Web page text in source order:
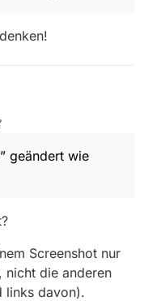
-->
wohl an meinem
nicht)
:light_bulb: Danke!
von MV mitgelieferten
fremden’ “externen”
klar ist dass ytdl nur
auf die Frage was
das mit MV
alles auch, wenn
ORF notwendig)…
geändert wie
Screenshot nur
nicht die anderen
links davon).